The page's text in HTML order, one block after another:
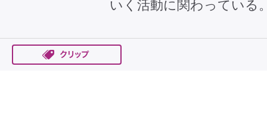
いく活動に関わっている